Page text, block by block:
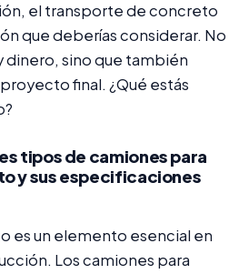
el transporte de concreto
que deberías considerar. No
dinero, sino que también
final. ¿Qué estás
tipos de camiones para
y sus especificaciones
es un elemento esencial en
Los camiones para